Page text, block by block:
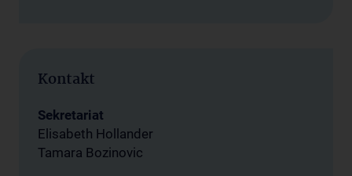
Kontakt
Sekretariat
Elisabeth Hollander
Tamara Bozinovic